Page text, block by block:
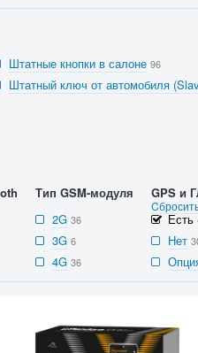
Штатные кнопки в салоне 96
Штатный ключ от автомобиля
Тип GSM-модуля
2G 36
3G 6
4G 36
GPS и
Есть
Нет